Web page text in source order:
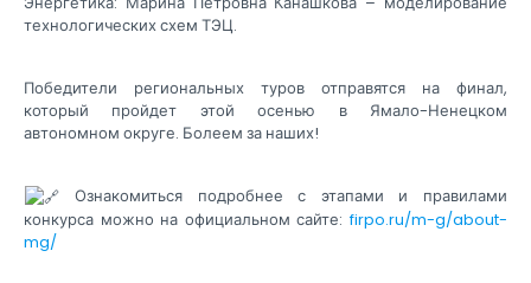
технологических схем ТЭЦ.
Победители региональных туров отправятся на финал,
который пройдет этой осенью в Ямало-Ненецком
автономном округе. Болеем за наших!
Ознакомиться подробнее с этапами и правилами
конкурса можно на официальном сайте:firpo.ru/m-g/about-
mg/